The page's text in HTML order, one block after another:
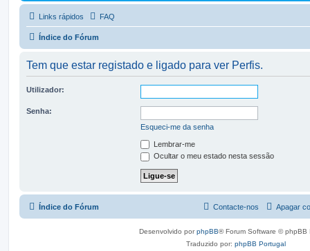
Links rápidos FAQ
Índice do Fórum
Tem que estar registado e ligado para ver Perfis.
Utilizador:
Senha:
Esqueci-me da senha
Lembrar-me
Ocultar o meu estado nesta sessão
Índice do Fórum Apagar
Contacte-nos
Desenvolvido porphpBB® Forum Software © phpBB
Traduzido por: phpBB Portugal